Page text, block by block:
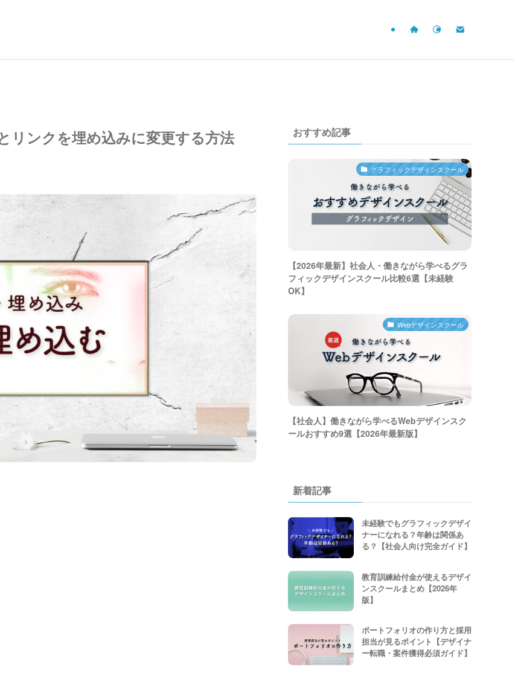
リンクを埋め込みに変更する方法 おすすめ記事
グラフィックデザインスクール
【2026年最新】社会人・働きながら学べるグラ
フィックデザインスクール比較6選【未経験
OK】
Webデザインスクール
【社会人】働きながら学べるWebデザインスク
ールおすすめ9選【2026年最新版】
新着記事
未経験でもグラフィックデザイ
ナーになれる？年齢は関係あ
る？【社会人向け完全ガイド】
教育訓練給付金が使えるデザイ
ンスクールまとめ【2026年
版】
ポートフォリオの作り方と採用
担当が見るポイント【デザイナ
ー転職・案件獲得必須ガイド】